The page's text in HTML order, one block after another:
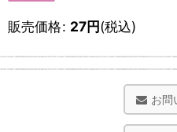
販売価格: 27円(税込)
お問